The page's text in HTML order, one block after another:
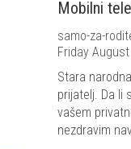
Mobilni
samo-za-
Friday
Stara
prijatelj. Da li
vašem
nezdravim